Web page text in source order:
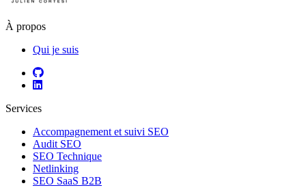
À propos
Qui je suis
Services
Accompagnement et suivi SEO
Audit SEO
SEO Technique
Netlinking
SEO SaaS B2B